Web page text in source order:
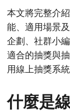
本文將完整介紹
能、適用場景
企劃、社群小
適合的抽獎與
用線上抽獎系
什麼是